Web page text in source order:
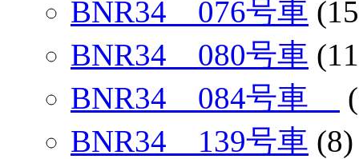
BNR34 076号車
BNR34 080号車
BNR34 084号車
BNR34 139号車 (8)